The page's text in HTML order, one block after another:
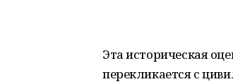
Эта историческая
перекликается с